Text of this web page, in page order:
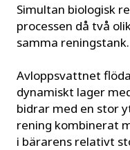
Simultan biologisk
processen då två
samma reningstank.
Avloppsvattnet
dynamiskt lager
bidrar med en stor
rening kombinerat
i bärarens relativt